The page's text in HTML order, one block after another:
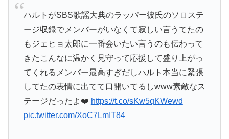
ハルトがSBS歌謡大典のラッパー彼氏のソロステ
ージ収録でメンバーがいなくて寂しい言うてたの
もジェヒョ太郎に一番会いたい言うのも伝わって
きたこんなに温かく見守って応援して盛り上がっ
てくれるメンバー最高すぎだしハルト本当に緊張
してたの表情に出てて口開いてるしwww素敵なス
テージだったよ❤️‍ https://t.co/sKw5qKWewd
pic.twitter.com/XoC7LmIT84